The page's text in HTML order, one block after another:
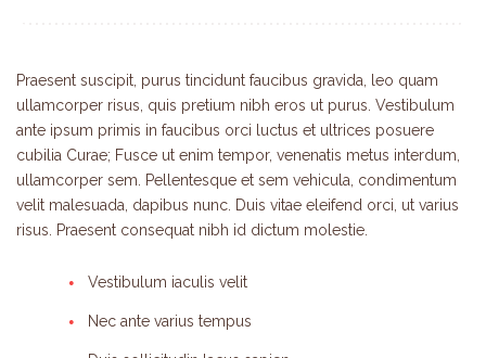
Praesent suscipit, purus tincidunt faucibus gravida, leo quam
ullamcorper risus, quis pretium nibh eros ut purus. Vestibulum
ante ipsum primis in faucibus orci luctus et ultrices posuere
cubilia Curae; Fusce ut enim tempor, venenatis metus interdum,
ullamcorper sem. Pellentesque et sem vehicula, condimentum
velit malesuada, dapibus nunc. Duis vitae eleifend orci, ut varius
risus. Praesent consequat nibh id dictum molestie.
Vestibulum iaculis velit
Nec ante varius tempus